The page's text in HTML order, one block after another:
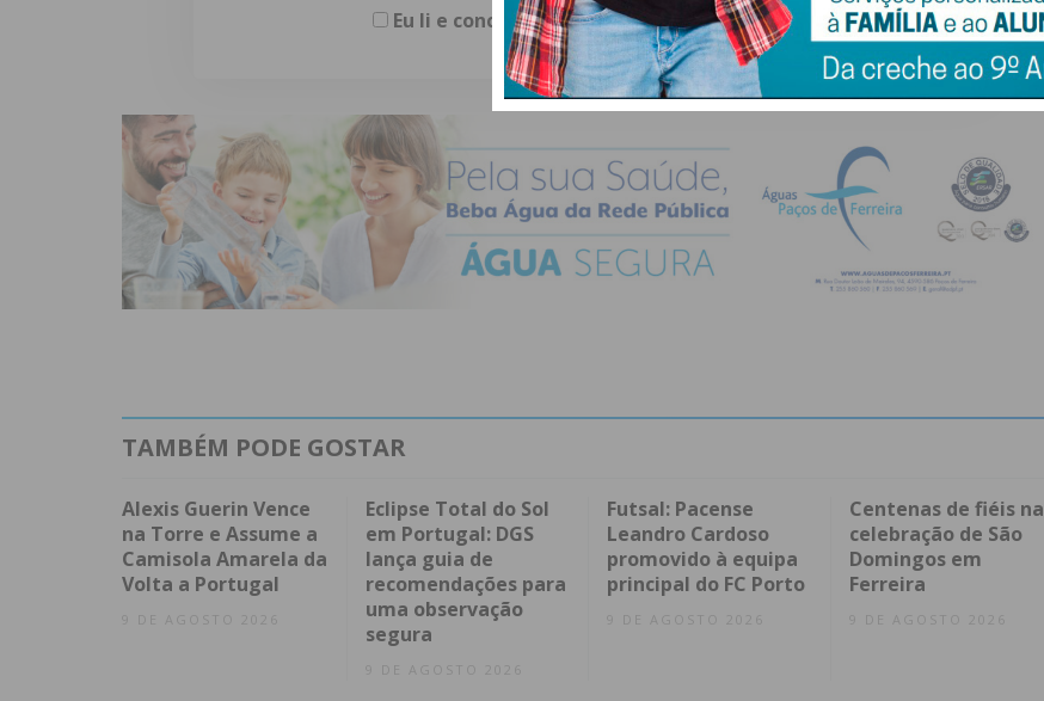
Eu li e concordo com ostermos e condições
TAMBÉM PODE GOSTAR
Alexis Guerin Vence
na Torre e Assume a
Camisola Amarela da
Volta a Portugal
9 DE AGOSTO 2026
Eclipse Total do Sol
em Portugal: DGS
lança guia de
recomendações para
uma observação
segura
9 DE AGOSTO 2026
Futsal: Pacense
Leandro Cardoso
promovido à equipa
principal do FC Porto
9 DE AGOSTO 2026
Centenas de fiéis na
celebração de São
Domingos em
Ferreira
9 DE AGOSTO 2026